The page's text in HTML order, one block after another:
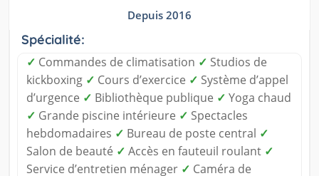
Depuis 2016
Spécialité:
✓ Commandes de climatisation ✓ Studios de
kickboxing ✓ Cours d’exercice ✓ Système d’appel
d’urgence ✓ Bibliothèque publique ✓ Yoga chaud
✓ Grande piscine intérieure ✓ Spectacles
hebdomadaires ✓ Bureau de poste central ✓
Salon de beauté ✓ Accès en fauteuil roulant ✓
Service d’entretien ménager ✓ Caméra de